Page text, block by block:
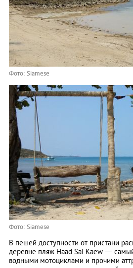
Фото: Siamese
Фото: Siamese
В пешей доступности от пристани
деревне пляж Haad Sai Kaew ―
водными мотоциклами и прочими